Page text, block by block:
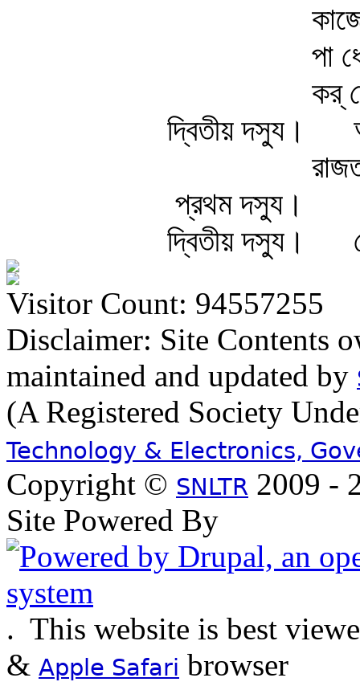
পা
কর্
দ্বিতীয় দস্যু।
প্রথম দস্যু।
দ্বিতীয় দস্যু।
Visitor Count: 94557255
Disclaimer: Site Contents
maintained and updated by
(A Registered Society
Technology & Electronics,
Copyright © SNLTR 2009 -
Site Powered By
. This website is best
& Apple Safari browser